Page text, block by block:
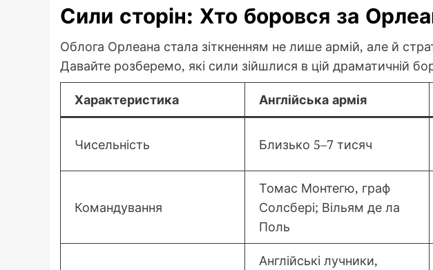
Сили сторін: Хто боровся за
Облога Орлеана стала зіткненням не лише армій, але й
Давайте розберемо, які сили зійшлися в цій драматичній
Характеристика Англійська армія
Чисельність Близько 5–7 тисяч
Командування
Томас Монтегю, граф
Солсбері; Вільям де ла
Поль
Англійські лучники,